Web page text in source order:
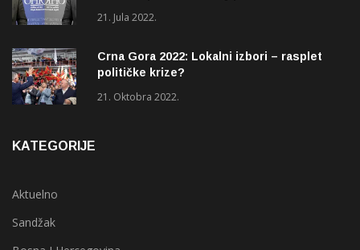
21. Jula 2022.
Crna Gora 2022: Lokalni izbori – rasplet
političke krize?
21. Oktobra 2022.
KATEGORIJE
Aktuelno
Sandžak